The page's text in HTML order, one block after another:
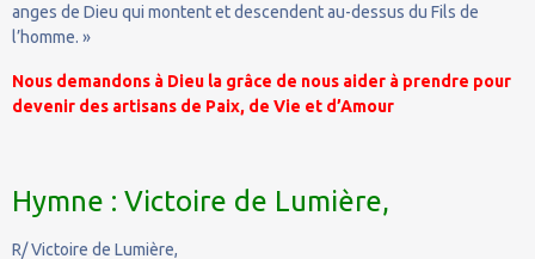
anges de Dieu qui montent et descendent au-dessus du Fils de
l’homme. »
Nous demandons à Dieu la grâce de nous aider à prendre pour
devenir des artisans de Paix, de Vie et d’Amour
Hymne : Victoire de Lumière,
R/ Victoire de Lumière,